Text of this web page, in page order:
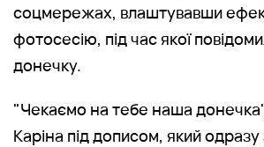
соцмережах, влаштувавши
фотосесію, під час якої
донечку.
"Чекаємо на тебе наша
Каріна під дописом, який одразу